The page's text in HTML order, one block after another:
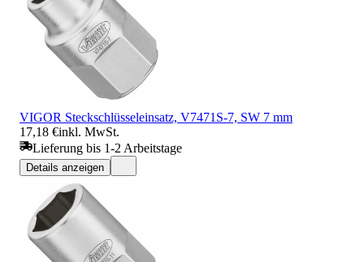
VIGOR Steckschlüsseleinsatz, V7471S-7, SW 7 mm
17,18 €inkl. MwSt.
Lieferung bis 1-2 Arbeitstage
Details anzeigen